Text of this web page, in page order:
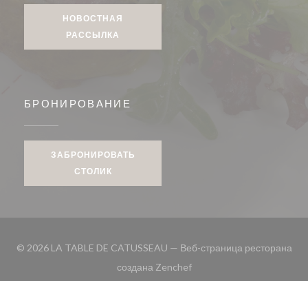
НОВОСТНАЯ
РАССЫЛКА
БРОНИРОВАНИЕ
ЗАБРОНИРОВАТЬ
СТОЛИК
© 2026 LA TABLE DE CATUSSEAU — Веб-страница ресторана
создана Zenchef((открывается в новом